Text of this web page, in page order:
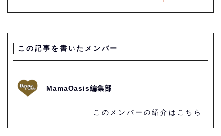
この記事を書いたメンバー
MamaOasis編集部
このメンバーの紹介はこちら